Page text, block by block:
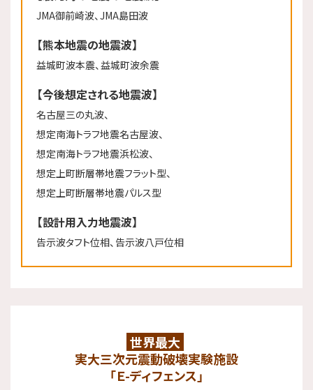
JMA御前崎波、JMA島田波
【熊本地震の地震波】
益城町波本震、益城町波余震
【今後想定される地震波】
名古屋三の丸波、
想定南海トラフ地震名古屋波、
想定南海トラフ地震浜松波、
想定上町断層帯地震フラット型、
想定上町断層帯地震パルス型
【設計用入力地震波】
告示波タフト位相、告示波八戸位相
世界最大
実大三次元震動破壊実験施設
「Ｅ-ディフェンス」